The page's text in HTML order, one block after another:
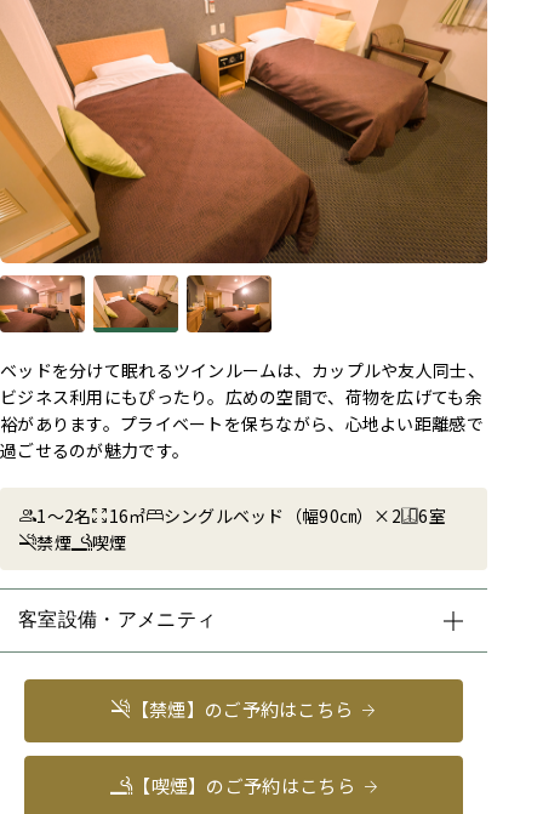
ベッドを分けて眠れるツインルームは、カップルや友人同士、
ビジネス利用にもぴったり。広めの空間で、荷物を広げても余
裕があります。プライベートを保ちながら、心地よい距離感で
過ごせるのが魅力です。
1～2名 16㎡ シングルベッド（幅90㎝）×2
6室
禁煙
喫煙
客室設備・アメニティ
【禁煙】のご予約はこちら
【喫煙】のご予約はこちら